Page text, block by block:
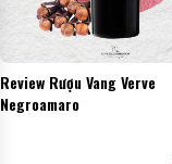
Review Rượu Vang Verve
Negroamaro